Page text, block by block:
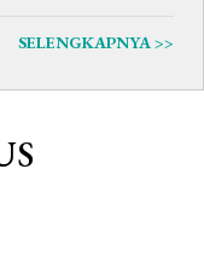
SELENGKAPNYA >>